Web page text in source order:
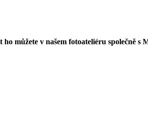
můžete v našem fotoateliéru společně s